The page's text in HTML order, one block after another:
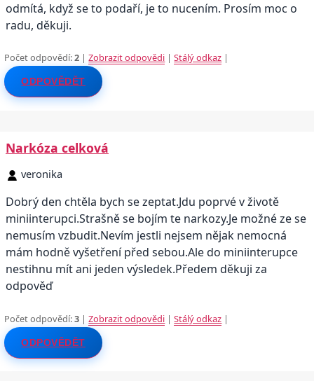
odmítá, když se to podaří, je to nucením. Prosím moc o
radu, děkuji.
Počet odpovědí:2 |Zobrazit odpovědi |Stálý odkaz |
ODPOVĚDĚT
Narkóza celková
veronika
Dobrý den chtěla bych se zeptat.Jdu poprvé v životě
miniinterupci.Strašně se bojím te narkozy.Je možné ze se
nemusím vzbudit.Nevím jestli nejsem nějak nemocná
mám hodně vyšetření před sebou.Ale do miniinterupce
nestihnu mít ani jeden výsledek.Předem děkuji za
odpověď
Počet odpovědí:3 |Zobrazit odpovědi |Stálý odkaz |
ODPOVĚDĚT